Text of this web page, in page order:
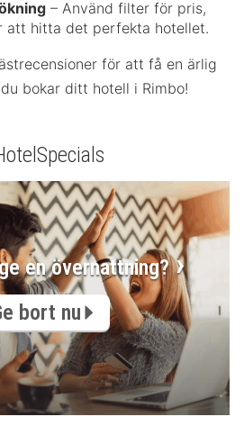
– Använd filter för pris,
att hitta det perfekta hotellet.
för att få en ärlig
bokar ditt hotell i Rimbo!
en övernattning?
bort nu